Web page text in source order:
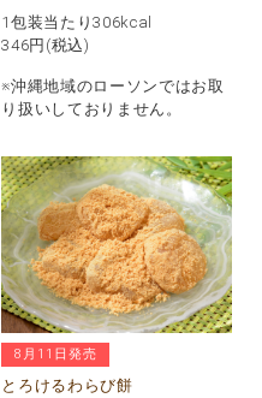
1包装当たり306kcal
346円(税込)
※沖縄地域のローソンではお取
り扱いしておりません。
8月11日発売
とろけるわらび餅